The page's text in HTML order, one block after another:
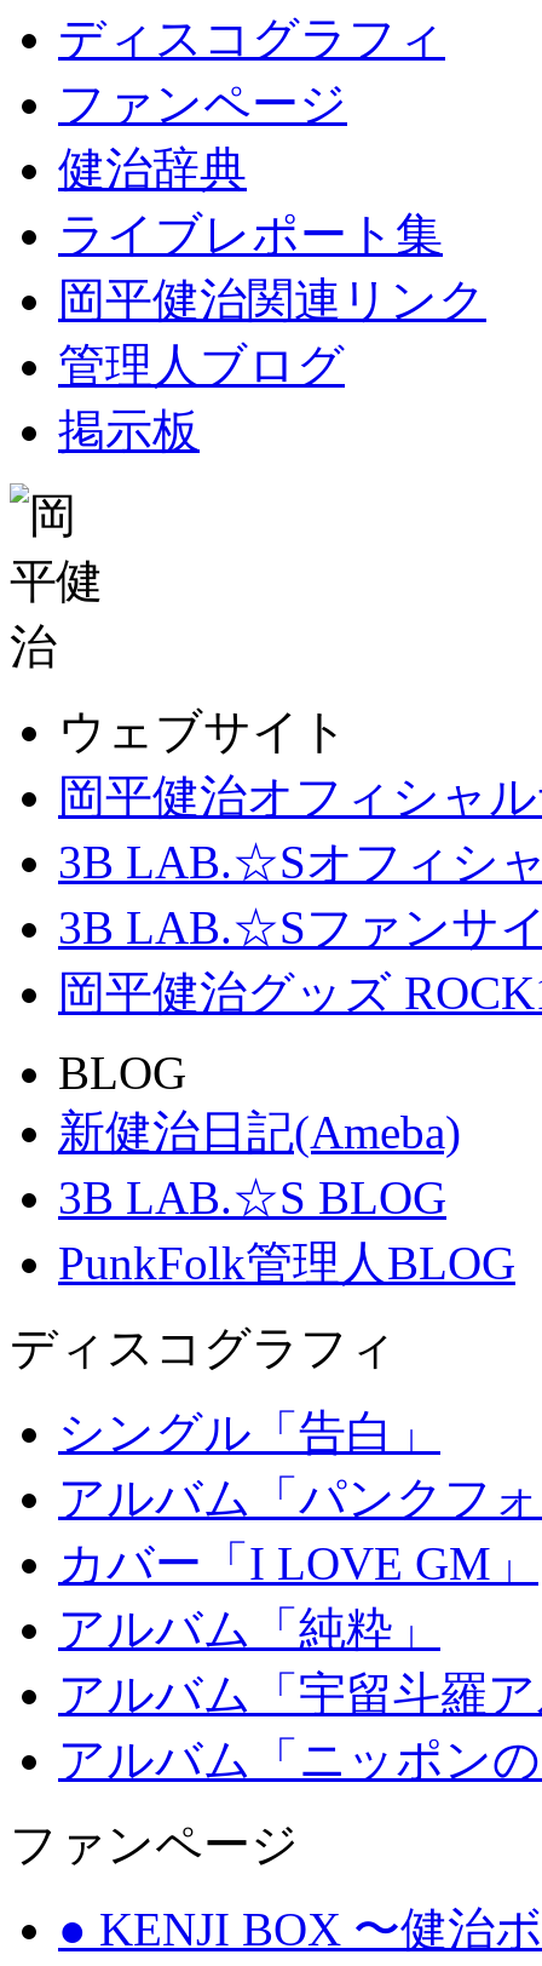
ディスコグラフィ
ファンページ
健治辞典
ライブレポート集
岡平健治関連リンク
管理人ブログ
掲示板
ウェブサイト
岡平健治オフィシャ
3B LAB.☆Sオフィシ
3B LAB.☆Sファンサイ
岡平健治グッズ
BLOG
新健治日記(Ameba)
3B LAB.☆S BLOG
PunkFolk管理人BLOG
ディスコグラフィ
シングル「告白」
アルバム「パンクフ
カバー「I LOVE GM」
アルバム「純粋」
アルバム「宇留斗羅
アルバム「ニッポン
ファンページ
● KENJI BOX 〜健治